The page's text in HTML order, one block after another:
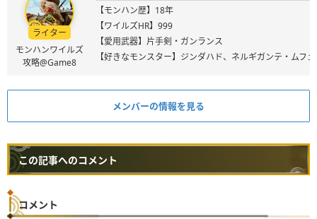
ライター
モンハンワイルズ
攻略@Game8
【モンハン歴】18年
【ワイルズHR】999
【愛用武器】片手剣・ガンランス
【好きなモンスター】ジンダハド、ネルギガンテ・ムフ
メンバーの情報を見る
この記事へのコメント
コメント